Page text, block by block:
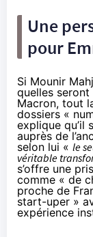
Une
pour
Si Mounir
quelles seront
Macron, tout
dossiers «
explique qu’il
auprès de
selon lui « le
véritable
s’offre une
comme « de
proche de
start-uper »
expérience